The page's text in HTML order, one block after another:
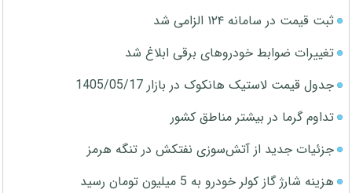
ثبت قیمت در سامانه ۱۲۴ الزامی شد
تغییرات ضوابط خودروهای برقی ابلاغ شد
جدول قیمت لاستیک هانکوک در بازار 1405/05/17
تداوم گرما در بیشتر مناطق کشور
جزئیات جدید از آتش‌سوزی نفتکش در تنگه هرمز
هزینه شارژ گاز کولر خودرو به 5 میلیون تومان رسید